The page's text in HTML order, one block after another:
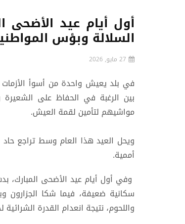
أول أيام عيد
السلالة وبؤس
27 مايو, 2026
في بلد يعيش واحدة من أسوأ الأزمات
بين الرغبة في الحفاظ على
مواشيهم لتأمين لقمة العيش.
ويحل العيد هذا العام وسط تراجع
أممية.
وفي أول أيام عيد الأضحى المبارك،
سكانية ضعيفة، فيما شكا
واللحوم، نتيجة انعدام القدرة